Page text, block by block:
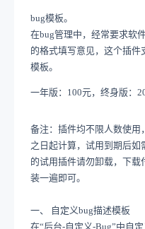
bug模板。
在bug管理中，经常要求软
的格式填写意见，这个插件
模板。
一年版： 100元，终身版：
备注： 插件均不限人数使用
之日起计算，试用到期后
的试用插件请勿卸载，下载
装一遍即可。
一、 自定义bug描述模板
在“后台-自定义-Bug”中自定